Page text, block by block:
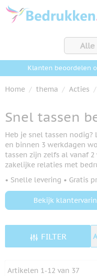
Ga naar de inhoud
Klanten beoordelen
Home / thema / Acties /
Snel tassen
Heb je snel tassen
en binnen 3 werkdagen
tassen zijn zelfs al vanaf
zakelijke relaties met
• Snelle levering • Gratis
Bekijk
FILTER
Artikelen 1-12 van 37